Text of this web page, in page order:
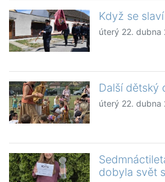
Když se
úterý 22. dubna
Další dětský
úterý 22. dubna
dobyla svět